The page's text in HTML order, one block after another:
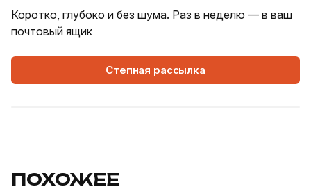
Коротко, глубоко и без шума. Раз в неделю — в ваш
почтовый ящик
Степная рассылка
ПОХОЖЕЕ